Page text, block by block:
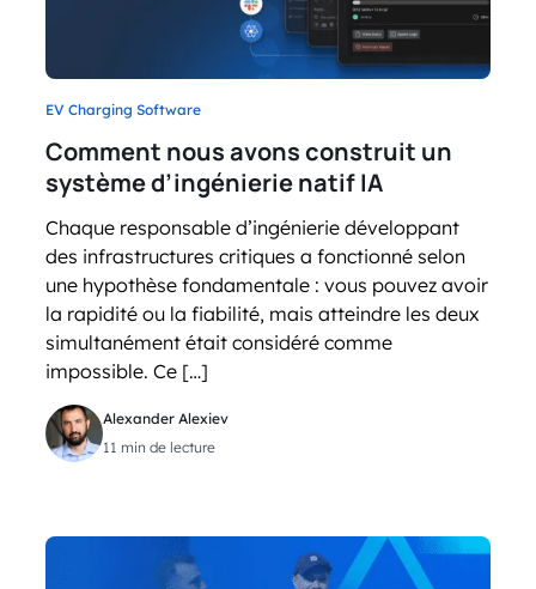
EV Charging Software
Comment nous avons construit un
système d’ingénierie natif IA
Chaque responsable d’ingénierie développant
des infrastructures critiques a fonctionné selon
une hypothèse fondamentale : vous pouvez avoir
la rapidité ou la fiabilité, mais atteindre les deux
simultanément était considéré comme
impossible. Ce […]
Alexander Alexiev
11 min de lecture